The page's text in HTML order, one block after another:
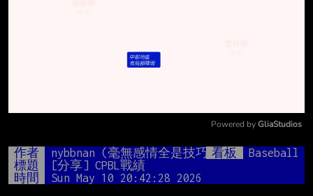
Mute
Powered by GliaStudios
作者 nybbnan (毫無感情全是技巧)看板
Baseball
標題
[分享] CPBL戰績
時間
Sun May 10 20:42:28 2026